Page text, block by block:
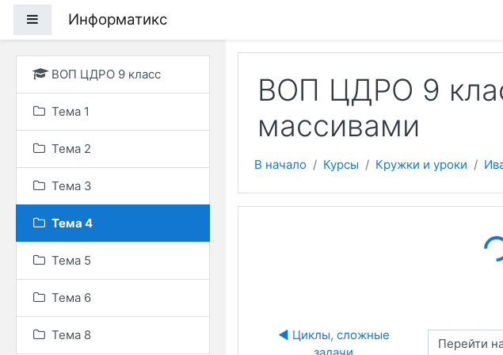
Боковая панель
Информатикс
ВОП ЦДРО 9 класс
Тема 1
Тема 2
Тема 3
Тема 4
Тема 5
Тема 6
Тема 8
ВОП ЦДРО 9
массивами
В начало Курсы Кружки и уроки
Loading...
◀︎ Циклы, сложные
Перейти на...